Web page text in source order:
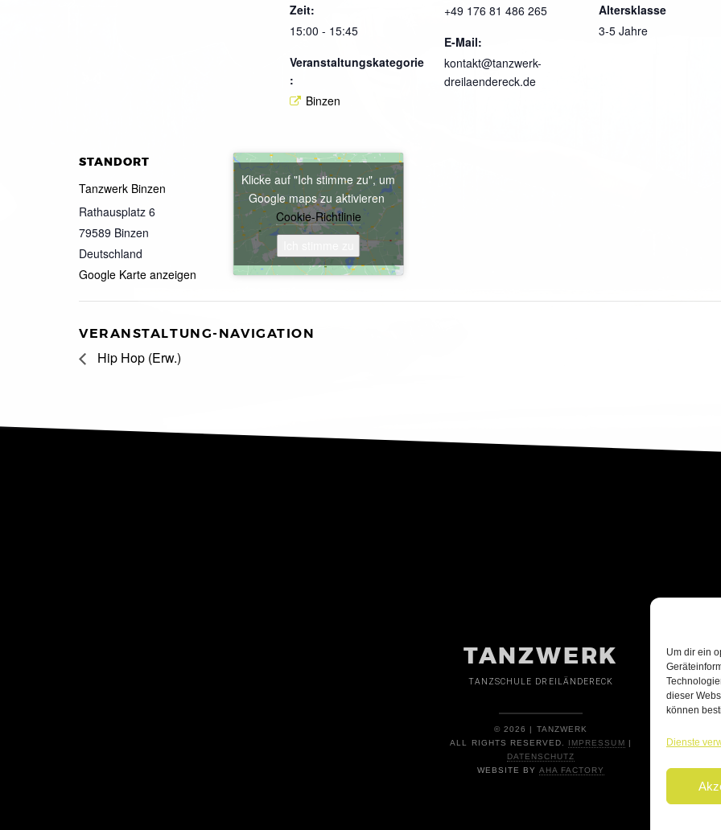
Um dir ein
dieser
können
Dienste
Zeit:
15:00 - 15:45
Veranstaltungskategorie
:
Binzen
+49 176 81 486 265
E-Mail:
kontakt@tanzwerk-
dreilaendereck.de
Altersklasse
3-5 Jahre
STANDORT
Tanzwerk Binzen
Rathausplatz 6
79589 Binzen
Deutschland
Google Karte anzeigen
Klicke auf "Ich stimme zu", um
Google maps zu aktivieren
Cookie-Richtlinie
VERANSTALTUNG-NAVIGATION
Hip Hop (Erw.)
TANZWERK
TANZSCHULE DREILÄNDERECK
© 2026 | TANZWERK
ALL RIGHTS RESERVED. IMPRESSUM |
DATENSCHUTZ
WEBSITE BY AHA FACTORY